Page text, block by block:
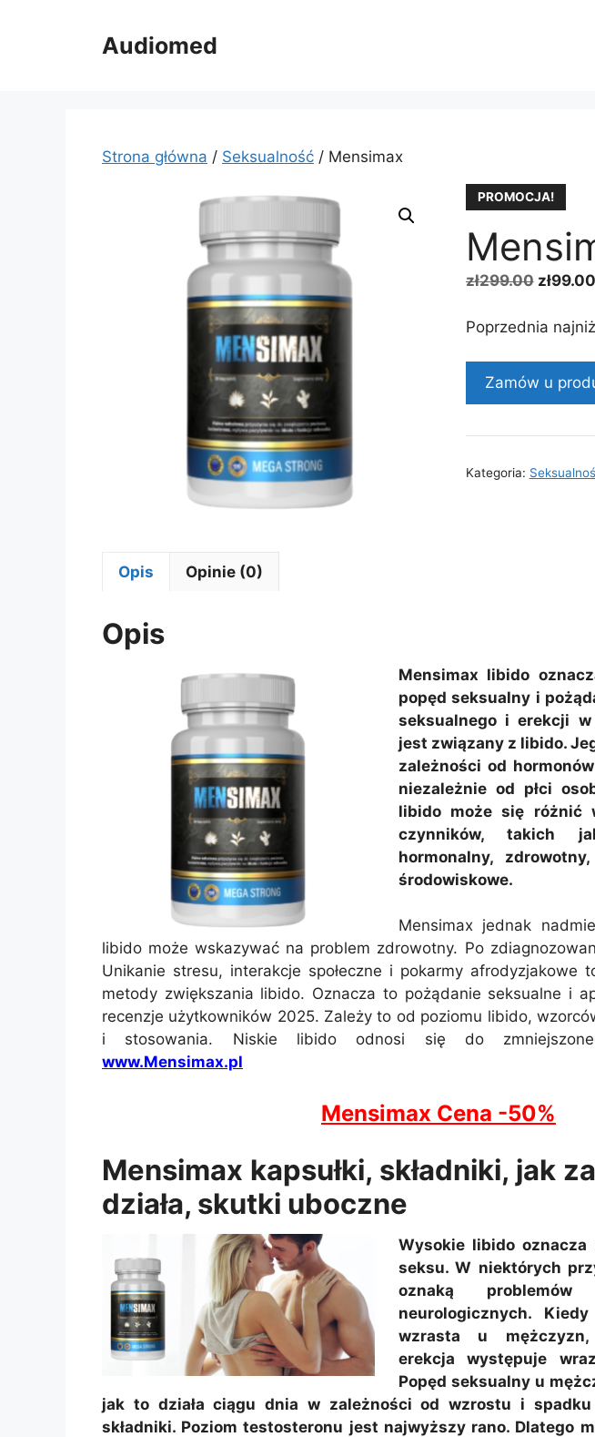
Audiomed
Strona główna / Seksualność / Mensimax
PROMOCJA!
zł299.00 zł99.00
Poprzednia
Zamów u
Kategoria:
Opis Opinie (0)
Opis
Mensimax libido
popęd seksualny i
seksualnego i erekcji
jest związany z libido.
zależności od
niezależnie od płci
libido może się różnić
czynników, takich
hormonalny,
środowiskowe.
Mensimax jednak
libido może wskazywać na problem zdrowotny. Po
Unikanie stresu, interakcje społeczne i pokarmy afrodyzjakowe
metody zwiększania libido. Oznacza to pożądanie seksualne i
recenzje użytkowników 2025. Zależy to od poziomu libido,
i stosowania. Niskie libido odnosi się do
www.Mensimax.pl
Mensimax Cena -50%
Mensimax kapsułki, składniki, jak
działa, skutki uboczne
Wysokie libido oznacza
seksu. W niektórych
oznaką
neurologicznych.
wzrasta u mężczyzn,
erekcja występuje
Popęd seksualny u
jak to działa ciągu dnia w zależności od wzrostu i spadku
składniki. Poziom testosteronu jest najwyższy rano. Dlatego